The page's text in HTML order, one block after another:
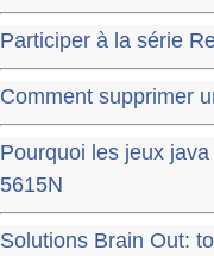
Participer à la série
Comment supprimer
Pourquoi les jeux
5615N
Solutions Brain Out: